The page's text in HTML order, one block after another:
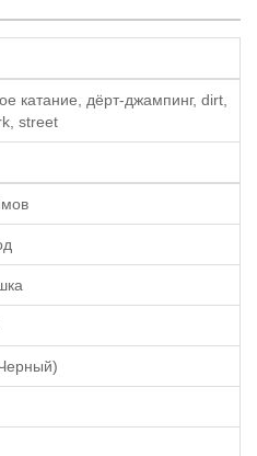
катание, дёрт-джампинг, dirt,
street